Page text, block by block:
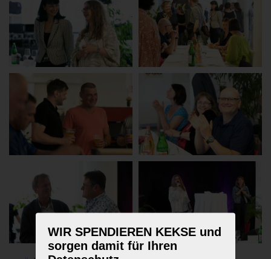
WIR SPENDIEREN KEKSE und
sorgen damit für Ihren